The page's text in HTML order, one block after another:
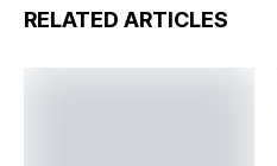
RELATED ARTICLES